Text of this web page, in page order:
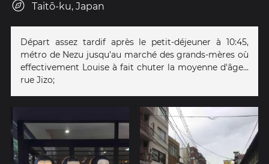
Taitō-ku, Japan
Départ assez tardif après le petit-déjeuner à 10:45,
métro de Nezu jusqu'au marché des grands-mères où
effectivement Louise à fait chuter la moyenne d'âge...
rue Jizo;